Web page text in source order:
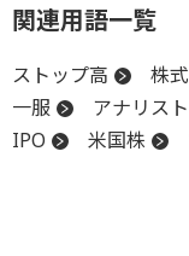
関連用語一覧
ストップ高 株式
一服
アナリスト
IPO
米国株